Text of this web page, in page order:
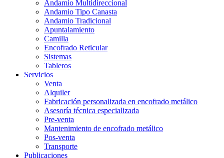
Andamio Multidireccional
Andamio Tipo Canasta
Andamio Tradicional
Apuntalamiento
Camilla
Encofrado Reticular
Sistemas
Tableros
Servicios
Venta
Alquiler
Fabricación personalizada en encofrado metálico
Asesoría técnica especializada
Pre-venta
Mantenimiento de encofrado metálico
Pos-venta
Transporte
Publicaciones